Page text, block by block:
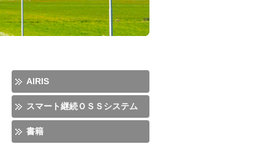
AIRIS
スマート継続ＯＳＳシステム
書籍